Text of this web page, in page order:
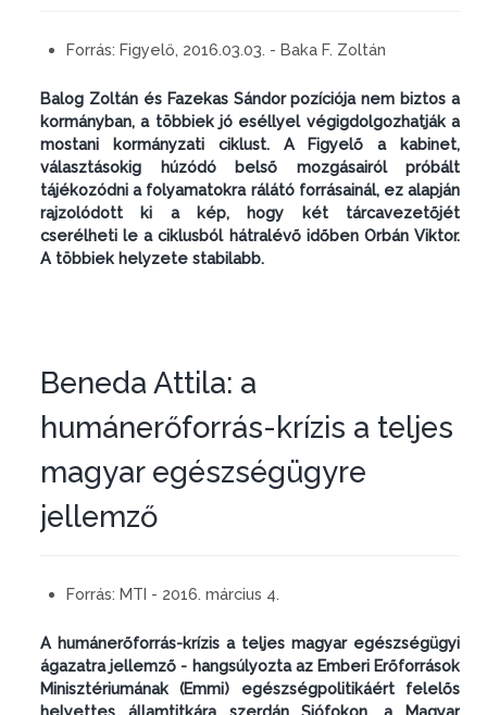
Forrás: Figyelő, 2016.03.03. - Baka F. Zoltán
Balog Zoltán és Fazekas Sándor pozíciója nem biztos a
kormányban, a többiek jó eséllyel végigdolgozhatják a
mostani kormányzati ciklust. A Figyelő a kabinet,
választásokig húzódó belső mozgásairól próbált
tájékozódni a folyamatokra rálátó forrásainál, ez alapján
rajzolódott ki a kép, hogy két tárcavezetőjét
cserélheti le a ciklusból hátralévő időben Orbán Viktor.
A többiek helyzete stabilabb.
Beneda Attila: a
humánerőforrás-krízis a teljes
magyar egészségügyre
jellemző
Forrás: MTI - 2016. március 4.
A humánerőforrás-krízis a teljes magyar egészségügyi
ágazatra jellemző - hangsúlyozta az Emberi Erőforrások
Minisztériumának (Emmi) egészségpolitikáért felelős